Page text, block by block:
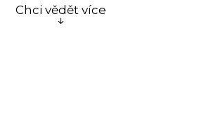
Chci vědět více